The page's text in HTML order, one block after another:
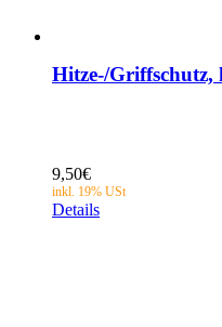
Hitze-/Griffschutz,
9,50€
Details